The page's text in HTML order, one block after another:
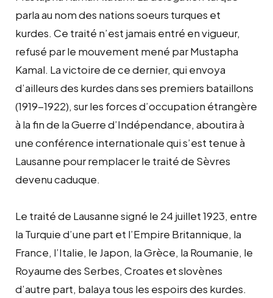
parla au nom des nations soeurs turques et
kurdes. Ce traité n’est jamais entré en vigueur,
refusé par le mouvement mené par Mustapha
Kamal. La victoire de ce dernier, qui envoya
d’ailleurs des kurdes dans ses premiers bataillons
(1919-1922), sur les forces d’occupation étrangère
à la fin de la Guerre d’Indépendance, aboutira à
une conférence internationale qui s’est tenue à
Lausanne pour remplacer le traité de Sèvres
devenu caduque.
Le traité de Lausanne signé le 24 juillet 1923, entre
la Turquie d’une part et l’Empire Britannique, la
France, l’Italie, le Japon, la Grèce, la Roumanie, le
Royaume des Serbes, Croates et slovènes
d’autre part, balaya tous les espoirs des kurdes.